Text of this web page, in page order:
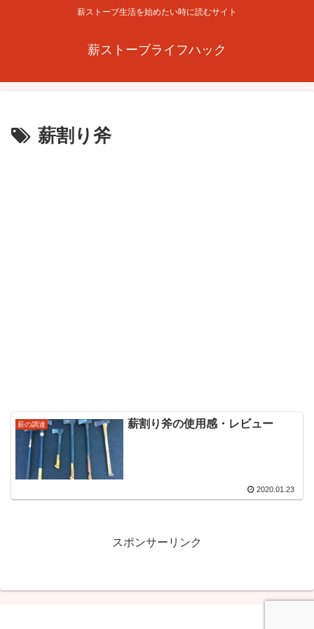
薪ストーブ生活を始めたい時に読むサイト
薪ストーブライフハック
薪割り斧
薪の調達 薪割り斧の使用感・レビュー
2020.01.23
スポンサーリンク